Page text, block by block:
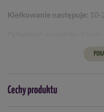
Kiełkowanie następuje: 10-
Odległość miedzy rzędami:
Gdzie znajdziemy
Cechy produktu